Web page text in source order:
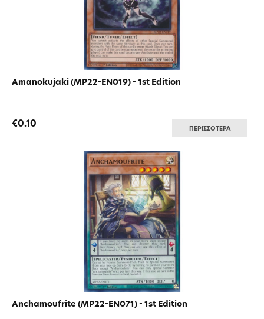
Amanokujaki (MP22-EN019) - 1st Edition
€0.10 ΠΕΡΙΣΣΟΤΕΡΑ
Anchamoufrite (MP22-EN071) - 1st Edition